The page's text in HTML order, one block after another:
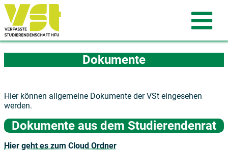
Dokumente
Hier können allgemeine Dokumente der VSt eingesehen
werden.
Dokumente aus dem Studierendenrat
Hier geht es zum Cloud Ordner